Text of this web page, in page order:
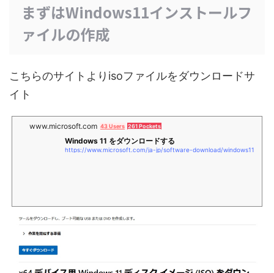
まずはWindows11インストールフ
ァイルの作成
こちらのサイトよりisoファイルをダウンロードサ
イト
www.microsoft.com 43 Users 261 Pockets
Windows 11 をダウンロードする
https://www.microsoft.com/ja-jp/software-download/windows11